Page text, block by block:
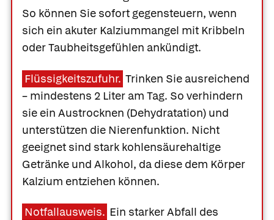
So können Sie sofort gegensteuern, wenn
sich ein akuter Kalziummangel mit Kribbeln
oder Taubheitsgefühlen ankündigt.
Flüssigkeitszufuhr. Trinken Sie ausreichend
– mindestens 2 Liter am Tag. So verhindern
sie ein Austrocknen (Dehydratation) und
unterstützen die Nierenfunktion. Nicht
geeignet sind stark kohlensäurehaltige
Getränke und Alkohol, da diese dem Körper
Kalzium entziehen können.
Notfallausweis. Ein starker Abfall des